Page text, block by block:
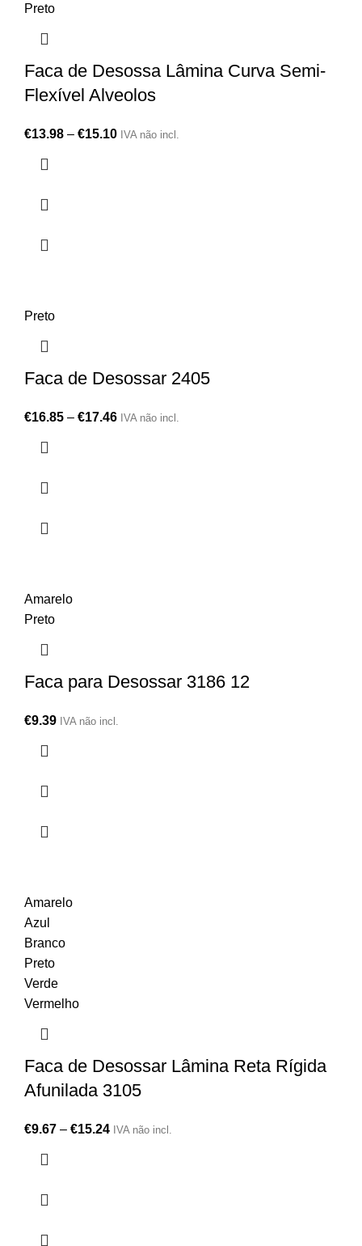
Preto
Faca de Desossa Lâmina Curva Semi-
Flexível Alveolos
€13.98 – €15.10 IVA não incl.
Preto
Faca de Desossar 2405
€16.85 – €17.46 IVA não incl.
Amarelo
Preto
Faca para Desossar 3186 12
€9.39 IVA não incl.
Amarelo
Azul
Branco
Preto
Verde
Vermelho
Faca de Desossar Lâmina Reta Rígida
Afunilada 3105
€9.67 – €15.24 IVA não incl.